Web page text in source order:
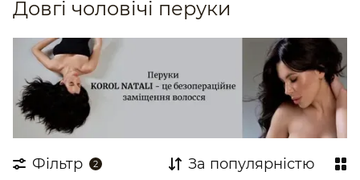
Довгі чоловічі перуки
Фільтр 2 За популярністю